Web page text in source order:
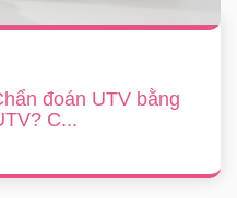
đoán UTV bằng
C...